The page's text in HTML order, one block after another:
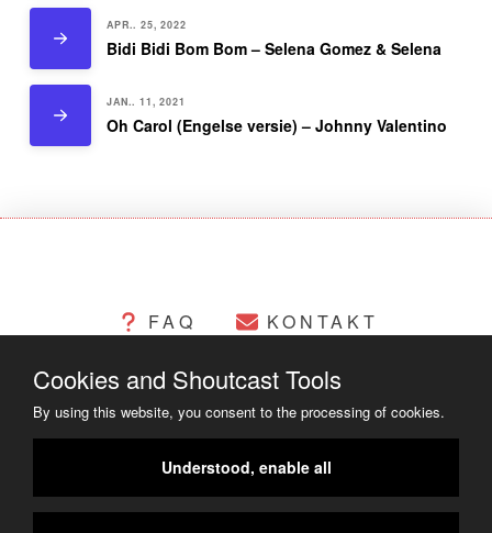
APR.. 25, 2022
Bidi Bidi Bom Bom – Selena Gomez & Selena
JAN.. 11, 2021
Oh Carol (Engelse versie) – Johnny Valentino
FAQ KONTAKT
CHANGELOG COOKIES
COPYRIGHT ©2014 - 2023
Cookies and Shoutcast Tools
By using this website, you consent to the processing of cookies.
Understood, enable all